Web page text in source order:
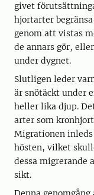
givet
hjortarter
genom att vistas
de annars gör,
under dygnet.
Slutligen leder
är snötäckt under
heller lika djup.
arter som
Migrationen inleds
hösten, vilket
dessa migrerande
sikt.